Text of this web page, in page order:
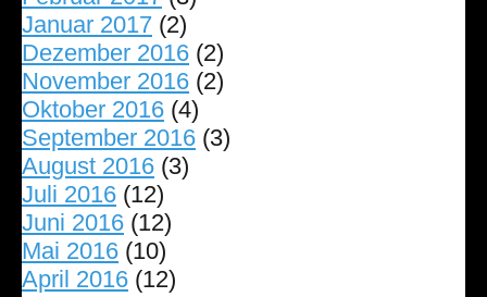
Januar 2017 (2)
Dezember 2016 (2)
November 2016 (2)
Oktober 2016 (4)
September 2016 (3)
August 2016 (3)
Juli 2016 (12)
Juni 2016 (12)
Mai 2016 (10)
April 2016 (12)